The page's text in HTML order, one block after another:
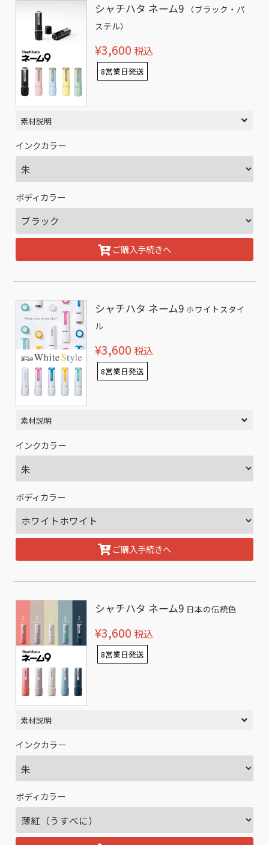
シャチハタ ネーム9
（ブラック・パ
ステル）
¥3,600 税込
8営業日発送
素材説明
インクカラー
ボディカラー
ご購入手続きへ
シャチハタ ネーム9 ホワイトスタイ
ル
¥3,600 税込
8営業日発送
素材説明
インクカラー
ボディカラー
ご購入手続きへ
シャチハタ ネーム9 日本の伝統色
¥3,600 税込
8営業日発送
素材説明
インクカラー
ボディカラー